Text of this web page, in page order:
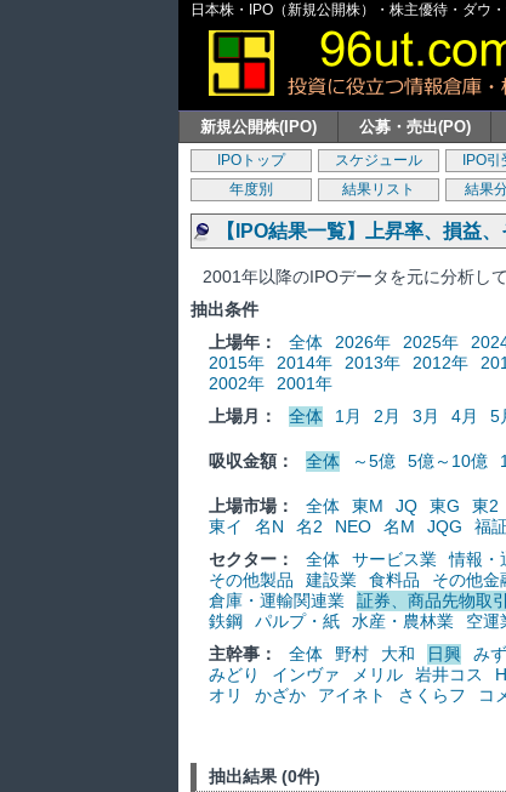
日本株・IPO（新規公開株）・株主優待・ダウ
新規公開株(IPO) 公募・売出(PO)
IPOトップ スケジュール IPO
年度別
結果リスト 結果
【IPO結果一覧】上昇率、損益
2001年以降のIPOデータを元に分析して
抽出条件
上場年：
全体 2026年 2025年
2015年
2014年 2013年 2012年
2002年
2001年
上場月：
全体 1月 2月 3月 4月 5
吸収金額： 全体 ～5億 5億～10億
上場市場： 全体 東M JQ 東G 東2
東イ
名N 名2 NEO 名M JQG 福
セクター：
全体 サービス業 情報・
その他製品
建設業 食料品 その他金
倉庫・運輸関連業
証券、商品先物取
鉄鋼
パルプ・紙 水産・農林業 空運
主幹事：
全体 野村 大和 日興 み
みどり
インヴァ メリル 岩井コス
オリ
かざか アイネト さくらフ コ
抽出結果 (0件)